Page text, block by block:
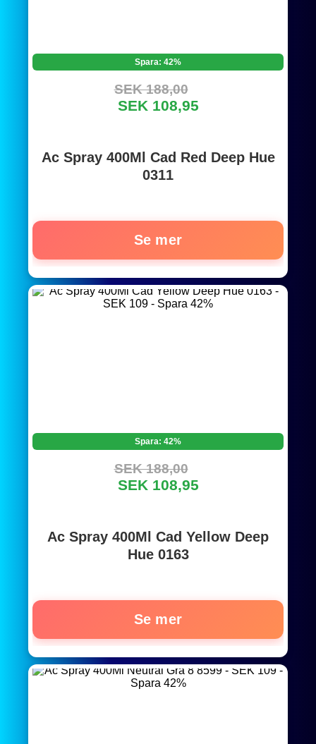
Spara: 42%
SEK 188,00
SEK 108,95
Ac Spray 400Ml Cad Red Deep Hue
0311
Se mer
Spara: 42%
SEK 188,00
SEK 108,95
Ac Spray 400Ml Cad Yellow Deep
Hue 0163
Se mer